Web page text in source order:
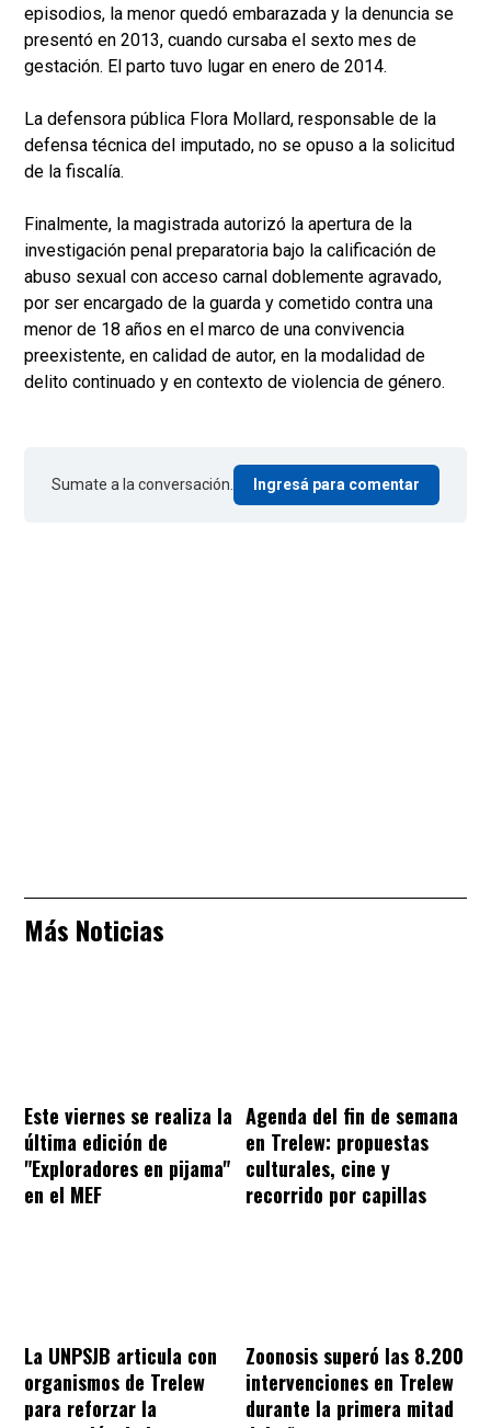
episodios, la menor quedó embarazada y la denuncia se
presentó en 2013, cuando cursaba el sexto mes de
gestación. El parto tuvo lugar en enero de 2014.
La defensora pública Flora Mollard, responsable de la
defensa técnica del imputado, no se opuso a la solicitud
de la fiscalía.
Finalmente, la magistrada autorizó la apertura de la
investigación penal preparatoria bajo la calificación de
abuso sexual con acceso carnal doblemente agravado,
por ser encargado de la guarda y cometido contra una
menor de 18 años en el marco de una convivencia
preexistente, en calidad de autor, en la modalidad de
delito continuado y en contexto de violencia de género.
Sumate a la conversación. Ingresá para comentar
Más Noticias
Este viernes se realiza la
última edición de
"Exploradores en pijama"
en el MEF
Agenda del fin de semana
en Trelew: propuestas
culturales, cine y
recorrido por capillas
La UNPSJB articula con
organismos de Trelew
para reforzar la
Zoonosis superó las 8.200
intervenciones en Trelew
durante la primera mitad